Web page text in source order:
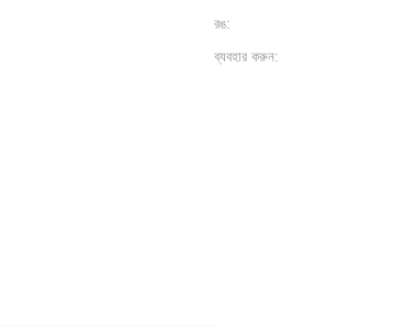
রঙ:
ব্যবহার করুন: